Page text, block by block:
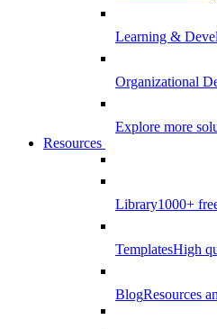
Learning &
Organizational
Explore more
Resources
Library1000+
TemplatesHigh
BlogResources